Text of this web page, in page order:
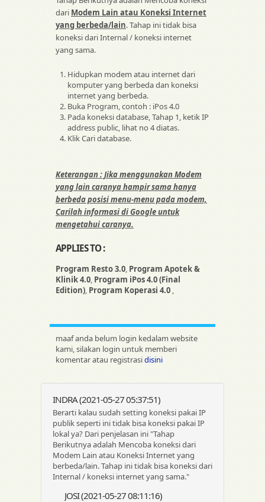
dari Modem Lain atau Koneksi Internet
yang berbeda/lain. Tahap ini tidak bisa
koneksi dari Internal / koneksi internet
yang sama.
Hidupkan modem atau internet dari
komputer yang berbeda dan koneksi
internet yang berbeda.
Buka Program, contoh : iPos 4.0
Pada koneksi database, Tahap 1, ketik IP
address public, lihat no 4 diatas.
Klik Cari database.
Keterangan : Jika menggunakan Modem
yang lain caranya hampir sama hanya
berbeda posisi menu-menu pada modem,
Carilah informasi di Google untuk
mengetahui caranya.
APPLIES TO :
Program Resto 3.0 Program Apotek &
Klinik 4.0 Program iPos 4.0 (Final
Edition) Program Koperasi 4.0
maaf anda belum login kedalam website
kami, silakan login untuk memberi
komentar atau registrasidisini
INDRA (2021-05-27 05:37:51)
Berarti kalau sudah setting koneksi pakai IP
publik seperti ini tidak bisa koneksi pakai IP
lokal ya? Dari penjelasan ini "Tahap
Berikutnya adalah Mencoba koneksi dari
Modem Lain atau Koneksi Internet yang
berbeda/lain. Tahap ini tidak bisa koneksi dari
Internal / koneksi internet yang sama."
JOSI (2021-05-27 08:11:16)